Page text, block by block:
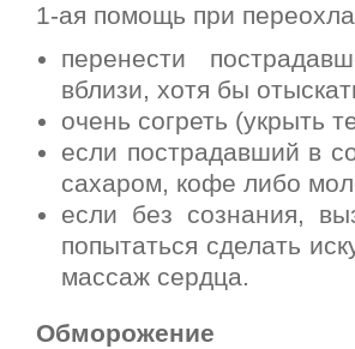
1-ая помощь при
перенести
вблизи, хотя бы
очень согреть (укрыть
если пострадавший в
сахаром, кофе либо
если без сознания,
попытаться сделать
массаж сердца.
Обморожение